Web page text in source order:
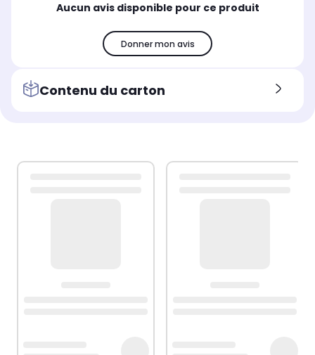
Aucun avis disponible pour ce produit
Donner mon avis
Contenu du carton